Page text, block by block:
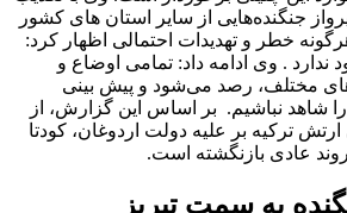
جنگنده‌هایی از سایر استان های کشور
هرگونه خطر و تهدیدات احتمالی اظهار کرد:
. وی ادامه داد: تمامی اوضاع و
مختلف، رصد می‌شود و پیش بینی
نباشیم. بر اساس این گزارش، از
ترکیه بر علیه دولت اردوغان، کودتا
عادی بازنگشته است.
به سمت تبریز